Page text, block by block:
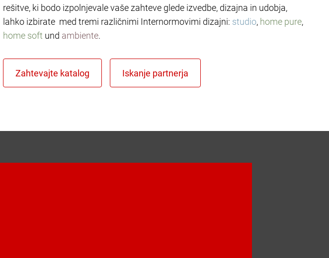
rešitve, ki bodo izpolnjevale vaše zahteve glede izvedbe, dizajna in udobja,
lahko izbirate med tremi različnimi Internormovimi dizajni: studio, home pure,
home soft und ambiente.